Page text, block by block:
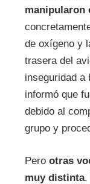
manipularon
de oxígeno y
trasera del
inseguridad a
informó que
debido al
grupo y
Pero otras
muy distinta.